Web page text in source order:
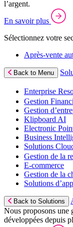
l’argent.
En savoir plus
Sélectionnez votre
Après‑vente
Back to Menu
Enterprise
Gestion
Gestion
Klipboard AI
Electronic
Business
Solutions
Gestion de la
E‑commerce
Gestion de la
Solutions
Back to Solutions
Nous proposons une
développées depuis